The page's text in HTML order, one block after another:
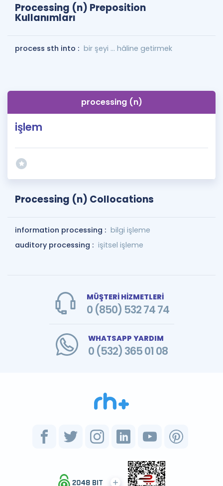
Processing (n) Preposition
Kullanımları
process sth into : bir şeyi … hâline getirmek
processing (n)
işlem
Processing (n) Collocations
information processing : bilgi işleme
auditory processing : işitsel işleme
MÜŞTERİ HİZMETLERİ
0 (850) 532 74 74
WHATSAPP YARDIM
0 (532) 365 01 08